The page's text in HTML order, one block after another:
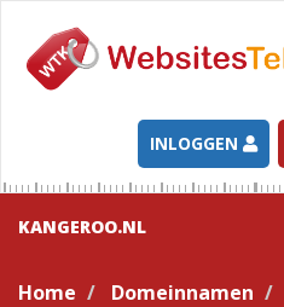
INLOGGEN
KANGEROO.NL
Home Domeinnamen